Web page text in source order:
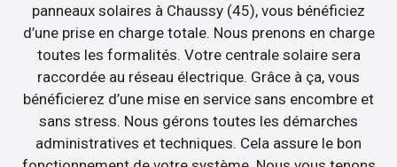
panneaux solaires à Chaussy (45), vous bénéficiez
d’une prise en charge totale. Nous prenons en charge
toutes les formalités. Votre centrale solaire sera
raccordée au réseau électrique. Grâce à ça, vous
bénéficierez d’une mise en service sans encombre et
sans stress. Nous gérons toutes les démarches
administratives et techniques. Cela assure le bon